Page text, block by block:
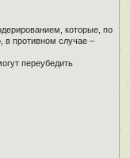
которые, по
в противном случае –
переубедить